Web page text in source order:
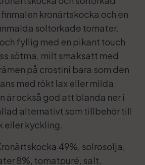
kronärtskocka och en
soltorkade tomater.
fyllig med en pikant touch
sötma, milt smaksatt med
på crostini bara som den
med rökt lax eller milda
är också god att blanda ner i
alternativt som tillbehör till
kyckling.
49%, solrosolja,
8%, tomatpuré, salt,